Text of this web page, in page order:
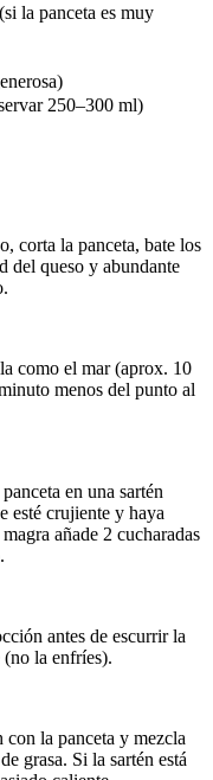
la panceta es muy
250–300 ml)
corta la panceta, bate los
del queso y abundante
como el mar (aprox. 10
menos del punto al
en una sartén
esté crujiente y haya
añade 2 cucharadas
antes de escurrir la
(no la enfríes).
con la panceta y mezcla
grasa. Si la sartén está